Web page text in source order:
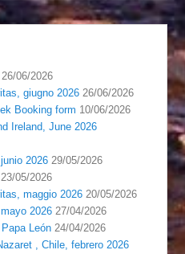
26/06/2026
giugno 2026 26/06/2026
Booking form 10/06/2026
Ireland, June 2026
2026 29/05/2026
23/05/2026
maggio 2026 20/05/2026
2026 27/04/2026
León 24/04/2026
, Chile, febrero 2026